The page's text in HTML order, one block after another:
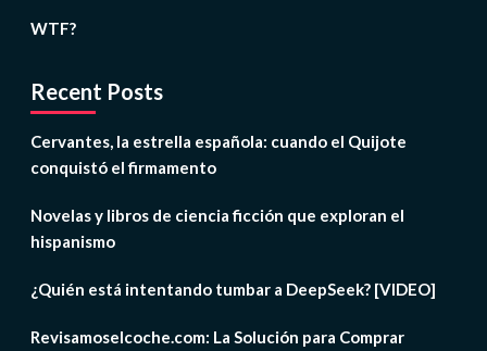
WTF?
Recent Posts
Cervantes, la estrella española: cuando el Quijote
conquistó el firmamento
Novelas y libros de ciencia ficción que exploran el
hispanismo
¿Quién está intentando tumbar a DeepSeek? [VIDEO]
Revisamoselcoche.com: La Solución para Comprar